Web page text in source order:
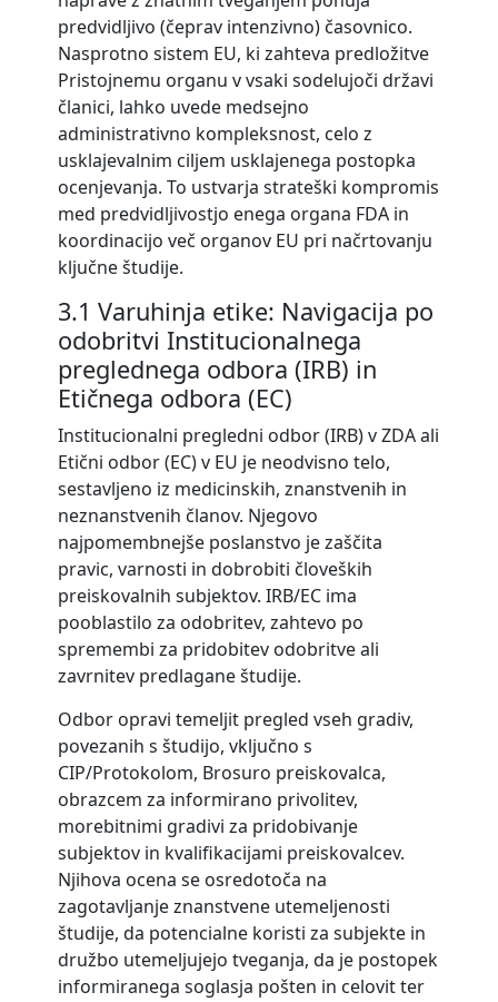
predvidljivo (čeprav intenzivno) časovnico.
Nasprotno sistem EU, ki zahteva predložitve
Pristojnemu organu v vsaki sodelujoči državi
članici, lahko uvede medsejno
administrativno kompleksnost, celo z
usklajevalnim ciljem usklajenega postopka
ocenjevanja. To ustvarja strateški kompromis
med predvidljivostjo enega organa FDA in
koordinacijo več organov EU pri načrtovanju
ključne študije.
3.1 Varuhinja etike: Navigacija po
odobritvi Institucionalnega
preglednega odbora (IRB) in
Etičnega odbora (EC)
Institucionalni pregledni odbor (IRB) v ZDA ali
Etični odbor (EC) v EU je neodvisno telo,
sestavljeno iz medicinskih, znanstvenih in
neznanstvenih članov. Njegovo
najpomembnejše poslanstvo je zaščita
pravic, varnosti in dobrobiti človeških
preiskovalnih subjektov. IRB/EC ima
pooblastilo za odobritev, zahtevo po
spremembi za pridobitev odobritve ali
zavrnitev predlagane študije.
Odbor opravi temeljit pregled vseh gradiv,
povezanih s študijo, vključno s
CIP/Protokolom, Brosuro preiskovalca,
obrazcem za informirano privolitev,
morebitnimi gradivi za pridobivanje
subjektov in kvalifikacijami preiskovalcev.
Njihova ocena se osredotoča na
zagotavljanje znanstvene utemeljenosti
študije, da potencialne koristi za subjekte in
družbo utemeljujejo tveganja, da je postopek
informiranega soglasja pošten in celovit ter